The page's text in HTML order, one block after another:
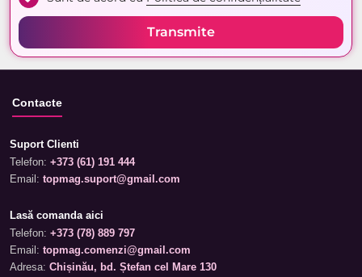
Transmite
Contacte
Suport Clienti
Telefon: +373 (61) 191 444
Email: topmag.suport@gmail.com
Lasă comanda aici
Telefon: +373 (78) 889 797
Email: topmag.comenzi@gmail.com
Adresa: Chișinău, bd. Ștefan cel Mare 130